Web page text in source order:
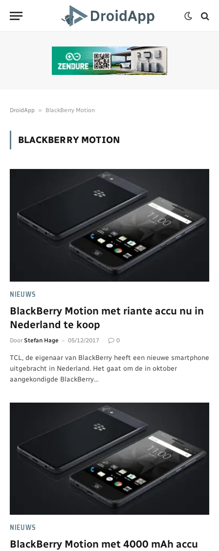
DroidApp » BlackBerry Motion
BLACKBERRY MOTION
NIEUWS
BlackBerry Motion met riante accu nu in
Nederland te koop
Door Stefan Hage 05/12/2017 0
TCL, de eigenaar van BlackBerry heeft een nieuwe smartphone
uitgebracht in Nederland. Het gaat om de in oktober
aangekondigde BlackBerry…
NIEUWS
BlackBerry Motion met 4000 mAh accu